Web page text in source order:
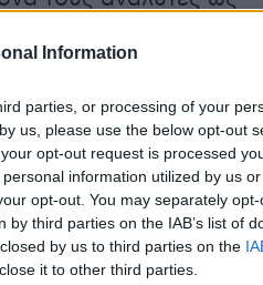
Information
parties, or processing of your
us, please use the below opt-out
opt-out request is processed
information utilized by us
opt-out. You may separately
third parties on the IAB’s list of
by us to third parties on the
it to other third parties.
ότι σύμφωνα με το
Αυγούστου
της γειτονικής
του γεωτρύπανου
τοποθετούσε την
Μεσόγειο.